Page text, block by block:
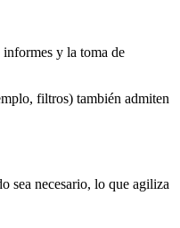
y la toma de
filtros) también admiten
sea necesario, lo que agiliza